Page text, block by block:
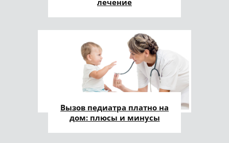
лечение
Вызов педиатра платно на
дом: плюсы и минусы